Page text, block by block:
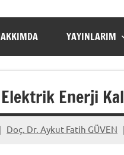
YAYINLARIM
Enerji
Doç. Dr. Aykut Fatih GÜVEN